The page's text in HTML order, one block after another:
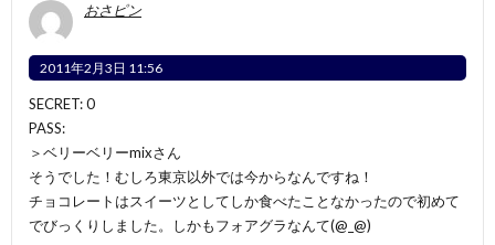
おさピン
2011年2月3日 11:56
SECRET: 0
PASS:
＞ベリーベリーmixさん
そうでした！むしろ東京以外では今からなんですね！
チョコレートはスイーツとしてしか食べたことなかったので初めて
でびっくりしました。しかもフォアグラなんて(@_@)